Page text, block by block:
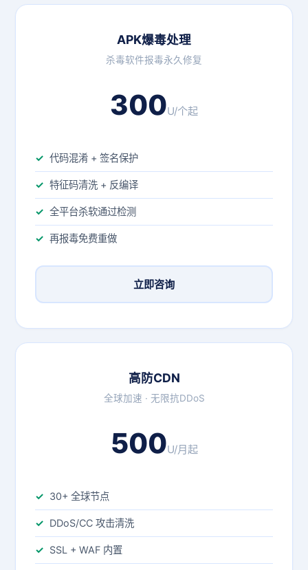
APK爆毒处理
杀毒软件报毒永久修复
300U/个起
代码混淆 + 签名保护
特征码清洗 + 反编译
全平台杀软通过检测
再报毒免费重做
立即咨询
高防CDN
全球加速 · 无限抗DDoS
500U/月起
30+ 全球节点
DDoS/CC 攻击清洗
SSL + WAF 内置